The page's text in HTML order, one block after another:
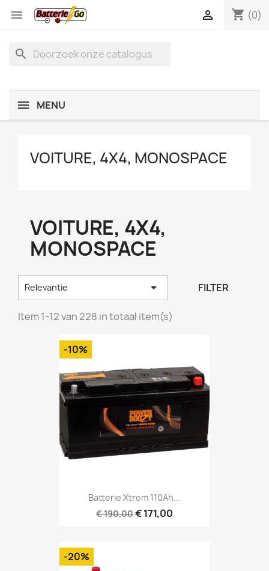
 shopping_cart (0)

search
MENU
VOITURE, 4X4, MONOSPACE
VOITURE, 4X4,
MONOSPACE
Relevantie  FILTER
Item 1-12 van 228 in totaal item(s)
Batterie Xtrem 110Ah...
€ 190,00€ 171,00
-10%
-20%